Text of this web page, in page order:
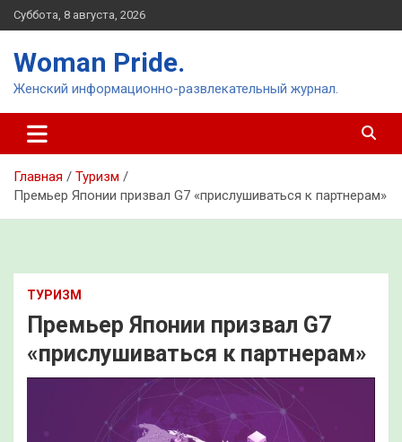
Перейти
к
Суббота, 8 августа, 2026
Woman Pride.
Женский информационно-развлекательный журнал.
Главная
Туризм
Премьер Японии призвал G7 «прислушиваться к партнерам»
ТУРИЗМ
Премьер Японии призвал G7
«прислушиваться к партнерам»